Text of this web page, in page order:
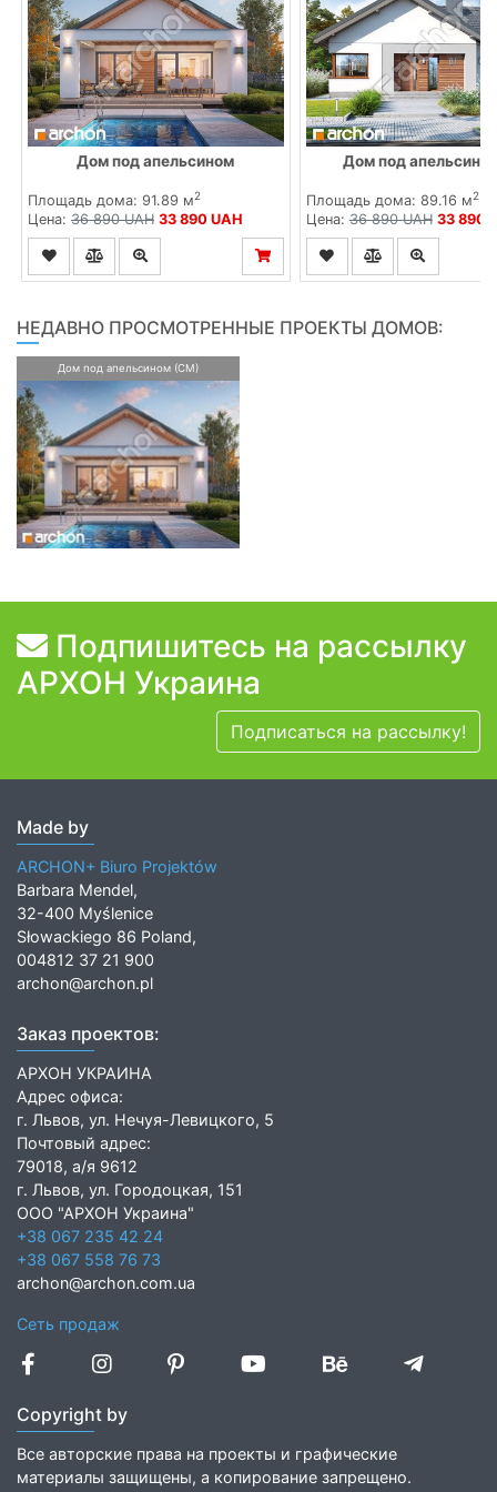
Дом под апельсином
Площадь дома: 91.89 м2
Цена: 36 890 UAH 33 890 UAH
Дом под
Площадь дома: 89.16 м2
Цена:36 890 UAH 33 890
НЕДАВНО ПРОСМОТРЕННЫЕ ПРОЕКТЫ ДОМОВ:
Дом под апельсином (СМ)
Подпишитесь на рассылку
АРХОН Украина
Подписаться на рассылку!
Made by
ARCHON+ Biuro Projektów
Barbara Mendel,
32-400 Myślenice
Słowackiego 86 Poland,
004812 37 21 900
archon@archon.pl
Заказ проектов:
АРХОН УКРАИНА
Адрес офиса:
г. Львов, ул. Нечуя-Левицкого, 5
Почтовый адрес:
79018, а/я 9612
г. Львов, ул. Городоцкая, 151
ООО "АРХОН Украина"
+38 067 235 42 24
+38 067 558 76 73
archon@archon.com.ua
Сеть продаж
Copyright by
Все авторские права на проекты и графические
материалы защищены, а копирование запрещено.